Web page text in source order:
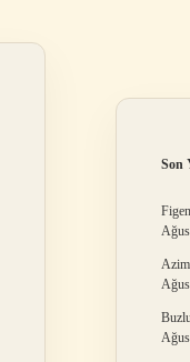
Son